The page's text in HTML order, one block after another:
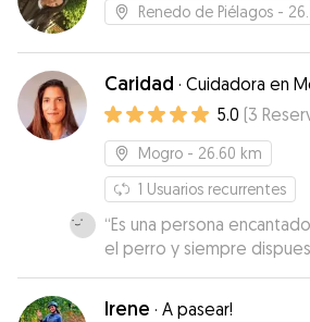
muchos. Lo más
encantadores, Otto se
y al recogerle estaba
marcharse y muy limpio. A
experiencia. Sin duda, me
tranquilidad de haber
adoptiva" para próximos
suerte de que tenga
en contar con ella!”
Renedo de Piélagos -
Caridad · Cuidadora en
5.0 (3
Mogro - 26.60 km
1 Usuarios recurrentes
“Es una persona
el perro y siempre
posible su labor.”
Irene · A pasear!